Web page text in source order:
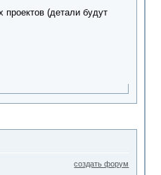
проектов (детали будут
создать форум